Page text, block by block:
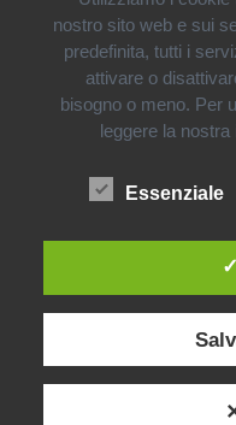
Installazioni e
nostro sito web e sui
predefinita, tutti i
attivare o
bisogno o meno. Per
leggere la
Essenziale